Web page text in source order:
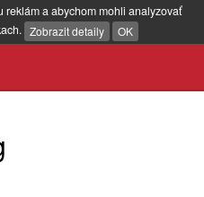
a abychom mohli analyzovať
Zobrazit detaily OK